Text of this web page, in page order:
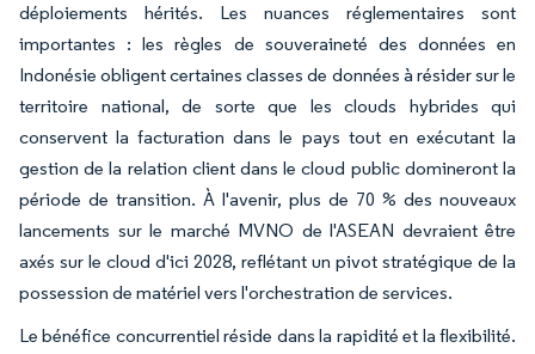
déploiements hérités. Les nuances réglementaires sont
importantes : les règles de souveraineté des données en
Indonésie obligent certaines classes de données à résider sur le
territoire national, de sorte que les clouds hybrides qui
conservent la facturation dans le pays tout en exécutant la
gestion de la relation client dans le cloud public domineront la
période de transition. À l'avenir, plus de 70 % des nouveaux
lancements sur le marché MVNO de l'ASEAN devraient être
axés sur le cloud d'ici 2028, reflétant un pivot stratégique de la
possession de matériel vers l'orchestration de services.
Le bénéfice concurrentiel réside dans la rapidité et la flexibilité.